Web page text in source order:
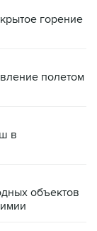
горение
полетом
в
объектов